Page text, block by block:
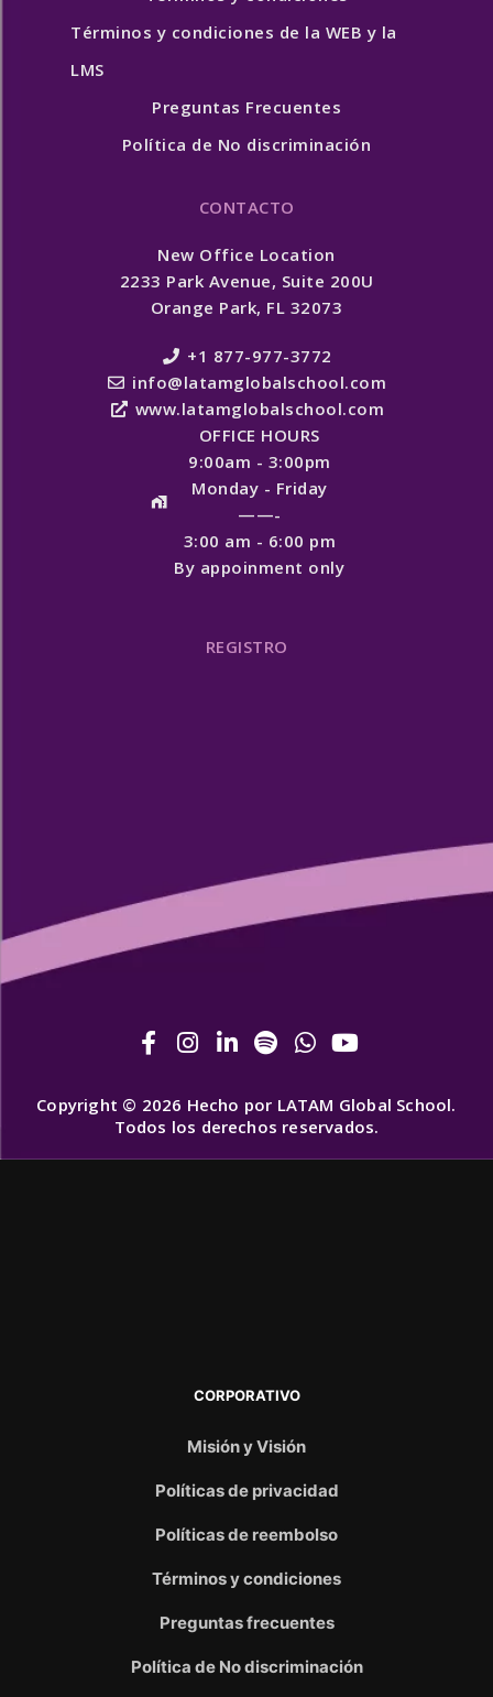
Términos y condiciones de la WEB y la
LMS
Preguntas Frecuentes
Política de No discriminación
CONTACTO
New Office Location
2233 Park Avenue, Suite 200U
Orange Park, FL 32073
+1 877-977-3772
info@latamglobalschool.com
www.latamglobalschool.com
OFFICE HOURS
9:00am - 3:00pm
Monday - Friday
——-
3:00 am - 6:00 pm
By appoinment only
REGISTRO
Copyright © 2026 Hecho por LATAM Global School.
Todos los derechos reservados.
CORPORATIVO
Misión y Visión
Políticas de privacidad
Políticas de reembolso
Términos y condiciones
Preguntas frecuentes
Política de No discriminación